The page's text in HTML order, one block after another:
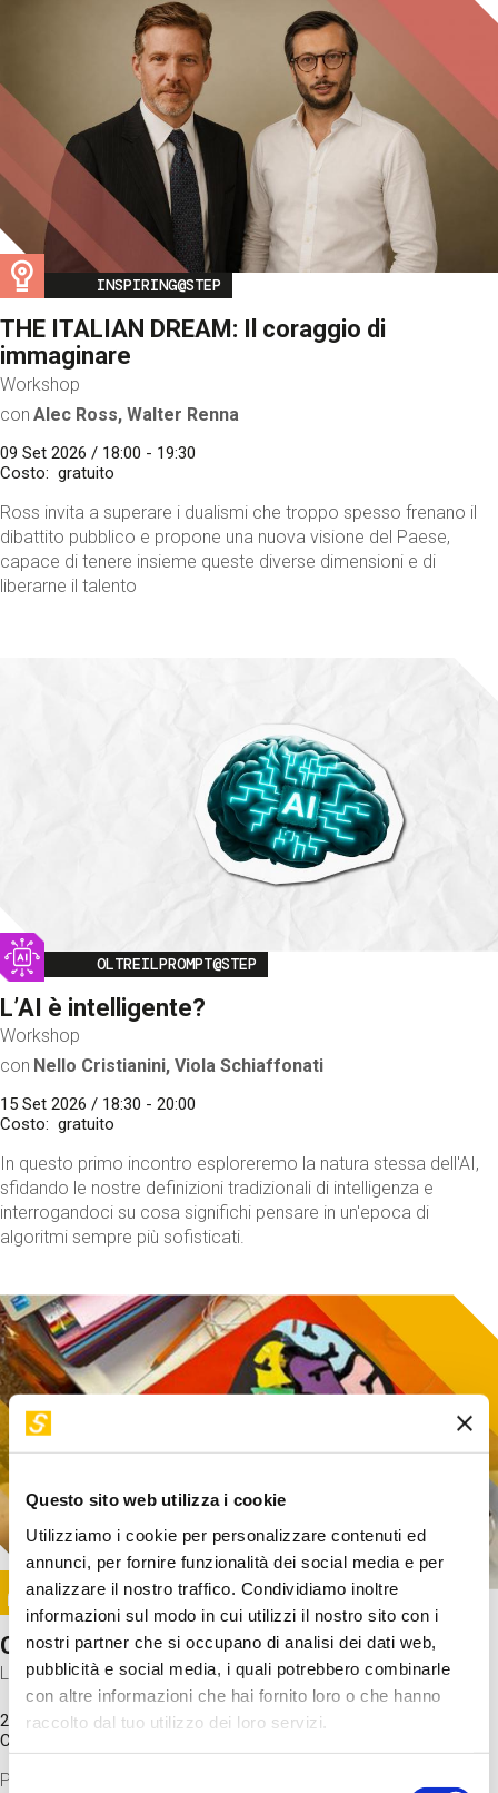
Questo sito web utilizza i cookie
Utilizziamo i cookie per personalizzare contenuti ed
annunci, per fornire funzionalità dei social media e per
analizzare il nostro traffico. Condividiamo inoltre
informazioni sul modo in cui utilizzi il nostro sito con i
nostri partner che si occupano di analisi dei dati web,
pubblicità e social media, i quali potrebbero combinarle
con altre informazioni che hai fornito loro o che hanno
raccolto dal tuo utilizzo dei loro servizi.
Selezione
Image
INSPIRING@STEP
THE ITALIAN DREAM: Il coraggio di
immaginare
Workshop
con Alec Ross, Walter Renna
09 Set 2026 / 18:00 - 19:30
Costo
gratuito
Ross invita a superare i dualismi che troppo spesso frenano il
dibattito pubblico e propone una nuova visione del Paese,
capace di tenere insieme queste diverse dimensioni e di
liberarne il talento
Image
OLTREILPROMPT@STEP
L’AI è intelligente?
Workshop
con Nello Cristianini, Viola Schiaffonati
15 Set 2026 / 18:30 - 20:00
Costo
gratuito
In questo primo incontro esploreremo la natura stessa dell'AI,
sfidando le nostre definizioni tradizionali di intelligenza e
interrogandoci su cosa significhi pensare in un'epoca di
algoritmi sempre più sofisticati.
Image
SUNDAY@STEP
Come funziona il cervello?
Laboratorio
20 Set 2026 / 11:15 - 13:00
Costo
Proveremo a costruire un cervello in cartoncino cercando di